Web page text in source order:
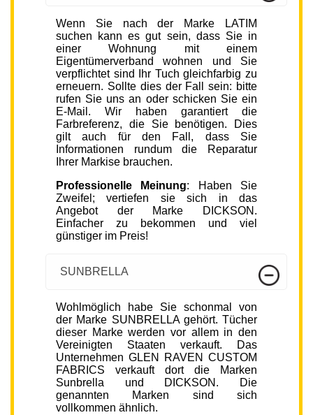
Wenn Sie nach der Marke LATIM
suchen kann es gut sein, dass Sie in
einer Wohnung mit einem
Eigentümerverband wohnen und Sie
verpflichtet sind Ihr Tuch gleichfarbig zu
erneuern. Sollte dies der Fall sein: bitte
rufen Sie uns an oder schicken Sie ein
E-Mail. Wir haben garantiert die
Farbreferenz, die Sie benötigen. Dies
gilt auch für den Fall, dass Sie
Informationen rundum die Reparatur
Ihrer Markise brauchen.
Professionelle Meinung: Haben Sie
Zweifel; vertiefen sie sich in das
Angebot der Marke DICKSON.
Einfacher zu bekommen und viel
günstiger im Preis!
SUNBRELLA
Wohlmöglich habe Sie schonmal von
der Marke SUNBRELLA gehört. Tücher
dieser Marke werden vor allem in den
Vereinigten Staaten verkauft. Das
Unternehmen GLEN RAVEN CUSTOM
FABRICS verkauft dort die Marken
Sunbrella und DICKSON. Die
genannten Marken sind sich
vollkommen ähnlich.